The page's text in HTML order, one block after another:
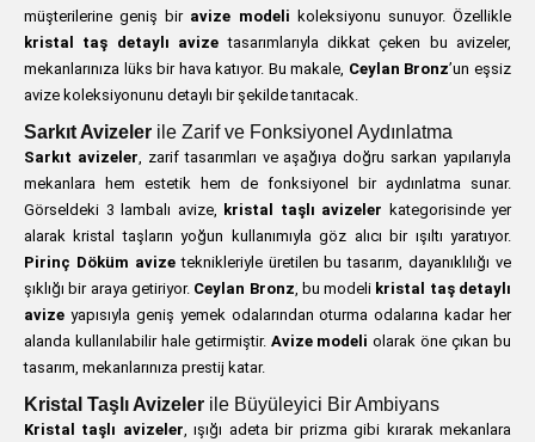
müşterilerine geniş bir avize modeli koleksiyonu sunuyor. Özellikle
kristal taş detaylı avize tasarımlarıyla dikkat çeken bu avizeler,
mekanlarınıza lüks bir hava katıyor. Bu makale, Ceylan Bronz’un eşsiz
avize koleksiyonunu detaylı bir şekilde tanıtacak.
Sarkıt Avizeler ile Zarif ve Fonksiyonel Aydınlatma
Sarkıt avizeler, zarif tasarımları ve aşağıya doğru sarkan yapılarıyla
mekanlara hem estetik hem de fonksiyonel bir aydınlatma sunar.
Görseldeki 3 lambalı avize, kristal taşlı avizeler kategorisinde yer
alarak kristal taşların yoğun kullanımıyla göz alıcı bir ışıltı yaratıyor.
Pirinç Döküm avizeteknikleriyle üretilen bu tasarım, dayanıklılığı ve
şıklığı bir araya getiriyor. Ceylan Bronz, bu modeli kristal taş detaylı
avize yapısıyla geniş yemek odalarından oturma odalarına kadar her
alanda kullanılabilir hale getirmiştir. Avize modeli olarak öne çıkan bu
tasarım, mekanlarınıza prestij katar.
Kristal Taşlı Avizeler ile Büyüleyici Bir Ambiyans
Kristal taşlı avizeler, ışığı adeta bir prizma gibi kırarak mekanlara